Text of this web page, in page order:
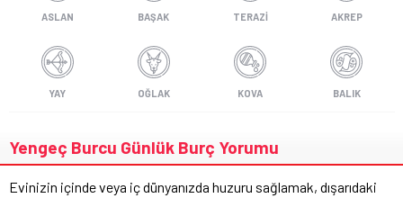
ASLAN BAŞAK TERAZI AKREP
YAY OĞLAK KOVA BALIK
Yengeç Burcu Günlük Burç Yorumu
Evinizin içinde veya iç dünyanızda huzuru sağlamak, dışarıdaki